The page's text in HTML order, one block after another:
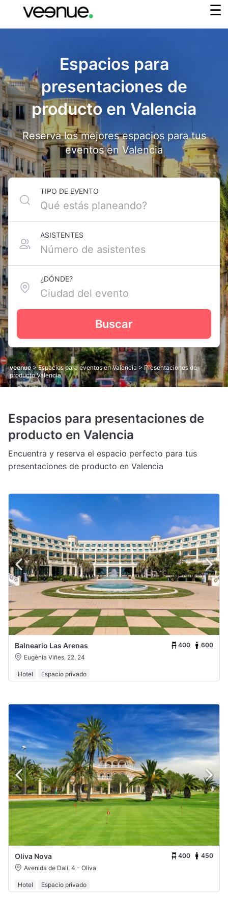
Espacios para
presentaciones de
producto en Valencia
Reserva los mejores espacios para tus
eventos en Valencia
TIPO DE EVENTO
ASISTENTES
¿DÓNDE?
Buscar
veenue>Espacios para eventos en Valencia > Presentaciones de
producto Valencia
Espacios para presentaciones de
producto en Valencia
Encuentra y reserva el espacio perfecto para tus
presentaciones de producto en Valencia
Balneario Las Arenas 400
600
Eugènia Viñes, 22, 24
Hotel Espacio privado
Oliva Nova 400
450
Avenida de Dalí, 4 - Oliva
Hotel Espacio privado